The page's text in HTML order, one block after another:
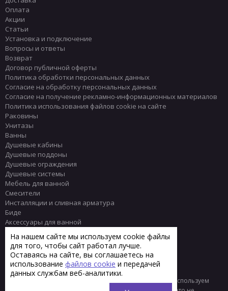
Оплата
Акции
Статьи
Установка и подключение
Вопросы и ответы
Возврат
Договор публичной оферты
Политика обработки персональных данных
Согласие на обработку персональных данных
Согласие на получение рекламно-информационных материалов
Политика использования файлов cookie на сайте
Раковины
Унитазы
Ванны
Душевые кабины
Душевые поддоны
Душевые ограждения
Душевые системы
Мебель для ванной
Смесители
Инсталляции и сливная арматура
Биде
Аксессуары для ванной
Полотенцесушители
Комплектующие
Плитка
© 2013 - 2026 Интернет-магазин сантехники Тренд
Мы используем
На нашем сайте мы используем cookie файлы
для того, чтобы сайт работал лучше.
Оставаясь на сайте, вы соглашаетесь на
использование файлов cookie и передачей
данных службам веб-аналитики.